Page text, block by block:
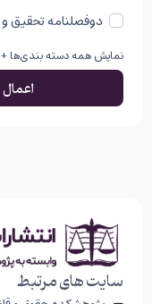
دوفصلنامه
نمایش همه دسته بندی‌ها +
سایت های مرتبط